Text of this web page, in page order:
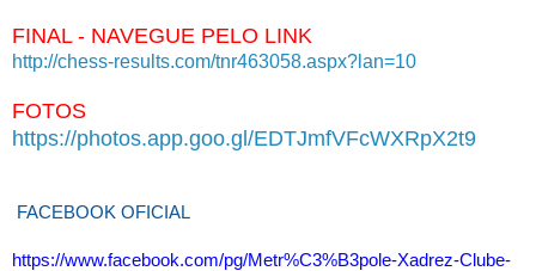
FINAL - NAVEGUE PELO LINK
http://chess-results.com/tnr463058.aspx?lan=10
FOTOS
https://photos.app.goo.gl/EDTJmfVFcWXRpX2t9
FACEBOOK OFICIAL
https://www.facebook.com/pg/Metr%C3%B3pole-Xadrez-Clube-